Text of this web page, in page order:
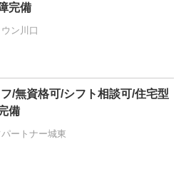
完備
ン川口
/無資格可/シフト相談可/住宅型
備
ートナー城東